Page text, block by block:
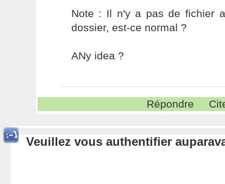
Note : Il n'y a pas de fichier
dossier, est-ce normal ?
ANy idea ?
Répondre
Veuillez vous authentifier